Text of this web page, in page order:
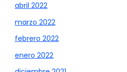
abril 2022
marzo 2022
febrero 2022
enero 2022